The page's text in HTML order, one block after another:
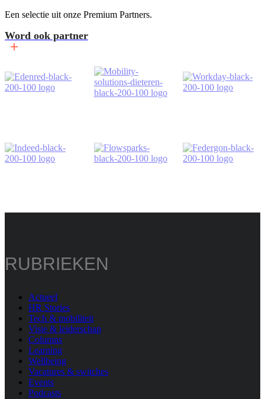
Een selectie uit onze Premium Partners.
Word ook partner
RUBRIEKEN
Actueel
HR Stories
Tech & mobiliteit
Visie & leiderschap
Columns
Learning
Wellbeing
Vacatures & switches
Events
Podcasts